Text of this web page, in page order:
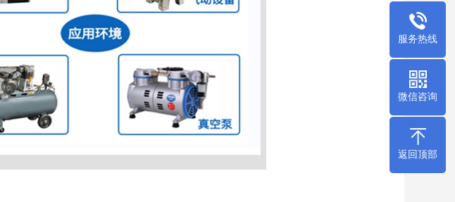
服务热线
微信咨询
返回顶部